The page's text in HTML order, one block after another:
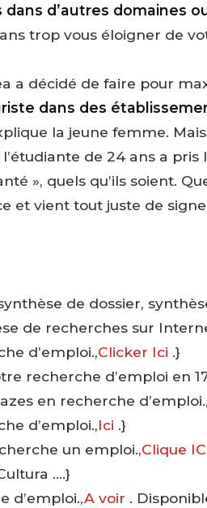
d’autres domaines
trop vous éloigner de
a décidé de faire pour
dans des
la jeune femme.
de 24 ans a pris
», quels qu’ils soient.
et vient tout juste de
de dossier,
de recherches sur
d’emploi.,Clicker Ici .}
recherche d’emploi en
en recherche d’emploi.,
d’emploi.,Ici .}
un emploi.,Clique
….}
d’emploi.,A voir .